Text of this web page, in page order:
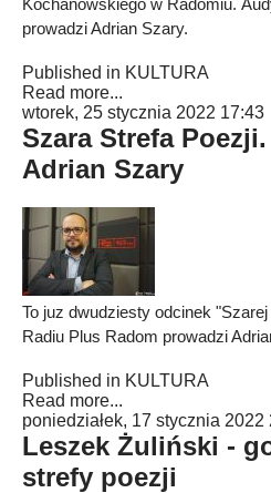
Kochanowskiego w Radomiu.
prowadzi Adrian Szary.
Published in KULTURA
Read more...
wtorek, 25 stycznia 2022 17:43
Szara Strefa
Adrian Szary
To juz dwudziesty odcinek
Radiu Plus Radom prowadzi
Published in KULTURA
Read more...
poniedziałek, 17 stycznia 2022
Leszek Żuliński -
strefy poezji